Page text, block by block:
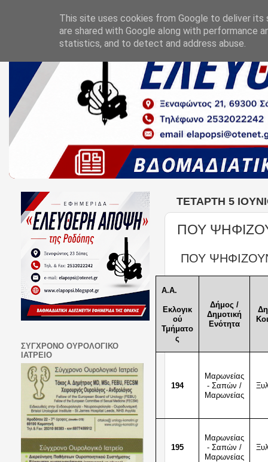
ΤΕΤΆΡΤΗ 5
ΠΟΥ
ΠΟΥ
Α.Α.
Εκλογικ
ού
Τμήματο
ς
Δήμος /
Δημοτική
Ενότητα
194
Μαρωνείας
- Σαπών /
Μαρωνείας
195
Μαρωνείας
- Σαπών /
Μαρωνείας
ΣΥΓΧΡΟΝΟ ΟΥΡΟΛΟΓΙΚΟ
ΙΑΤΡΕΙΟ
This site uses cookies from Google to deliver its
are shared with Google along with performance
statistics, and to detect and address abuse.